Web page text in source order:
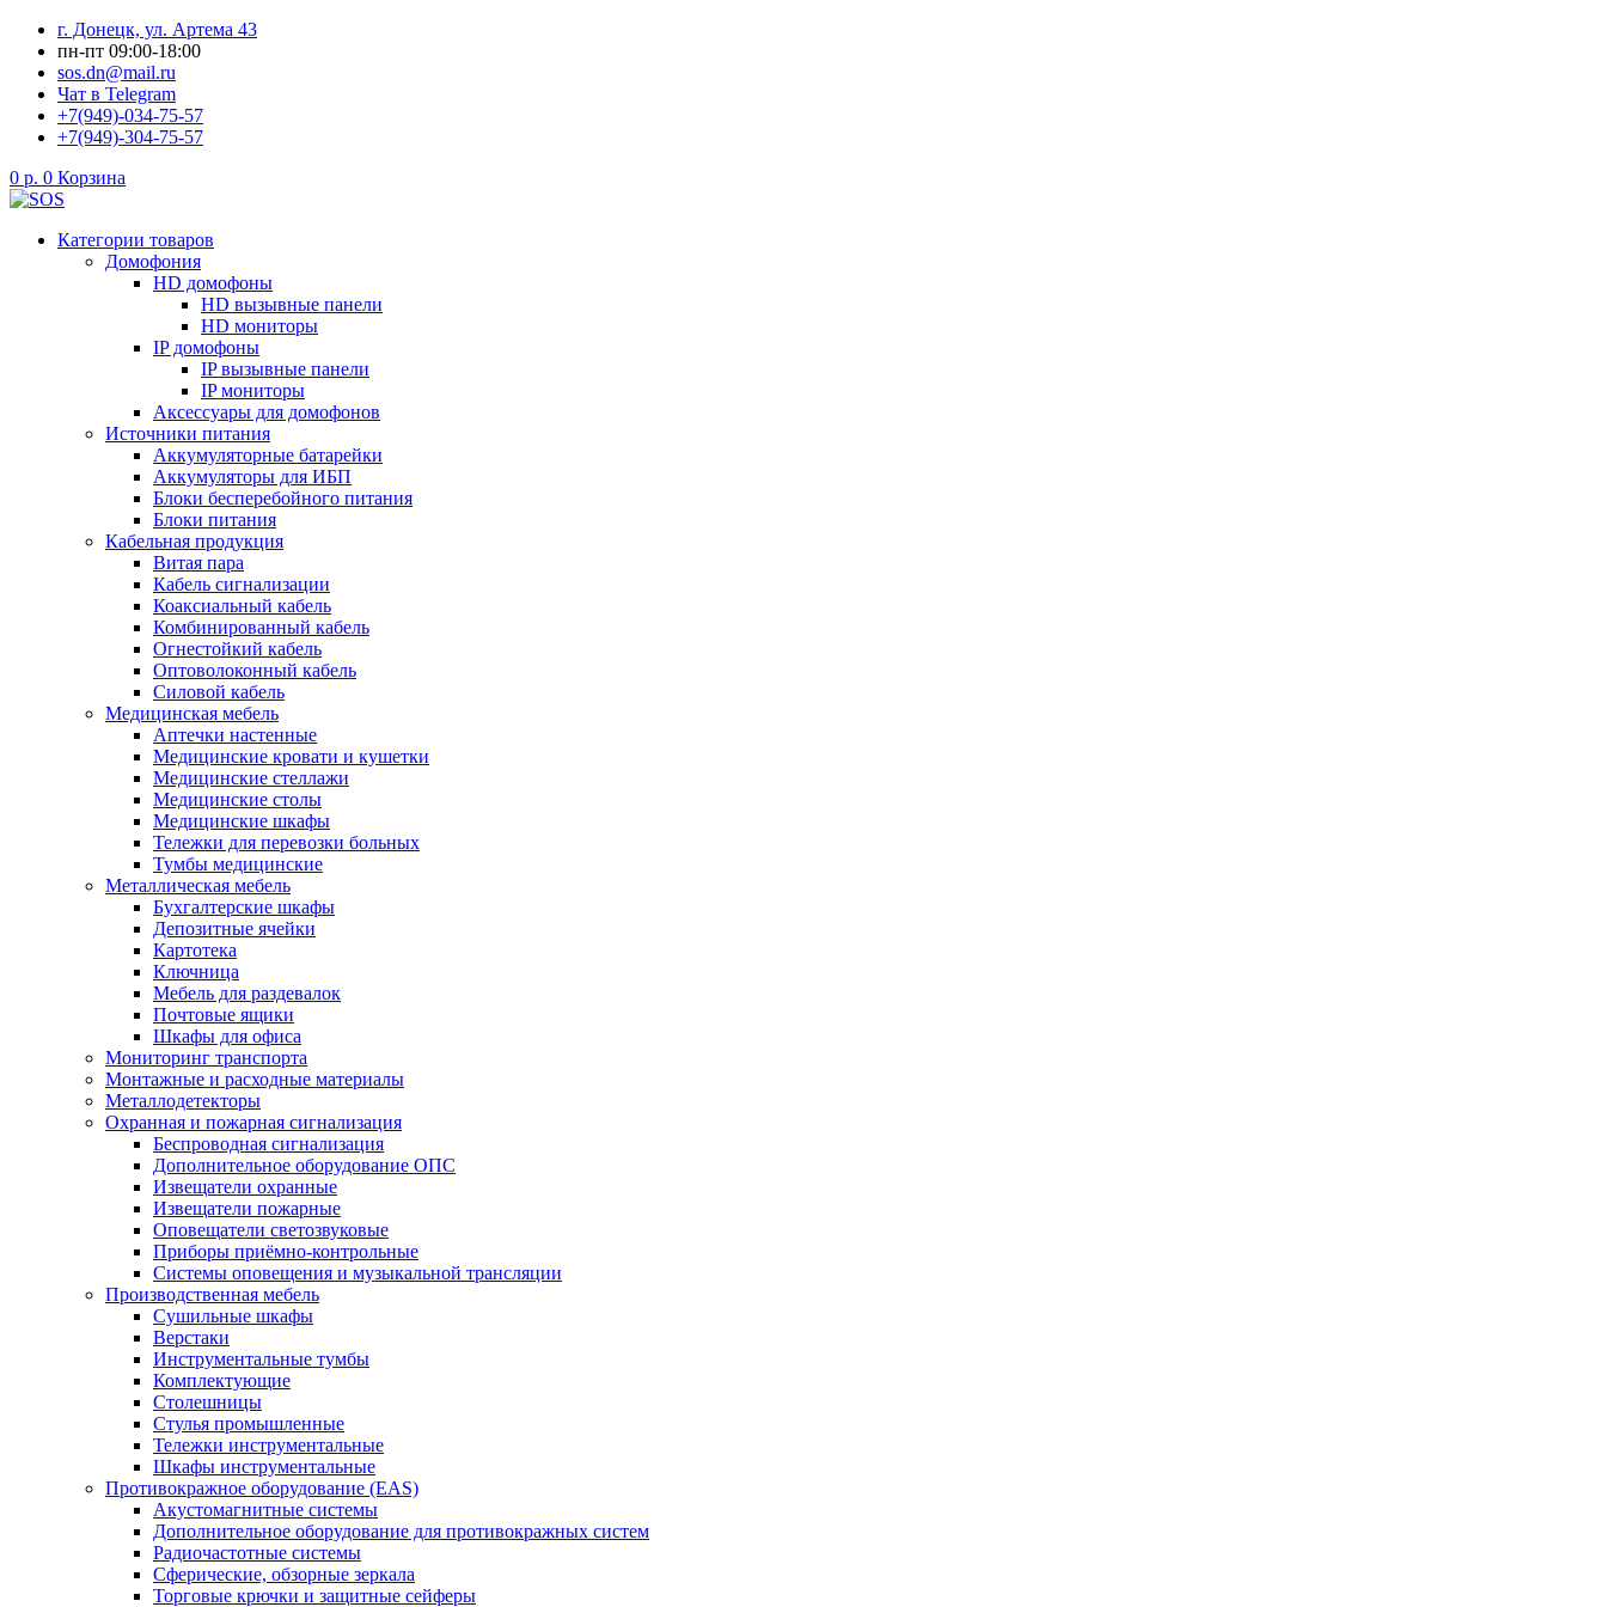
Перейти
содержимому
г. Донецк, ул. Артема 43
пн-пт 09:00-18:00
sos.dn@mail.ru
Чат в Telegram
+7(949)-034-75-57
+7(949)-304-75-57
0 р. 0 Корзина
Категории товаров
Домофония
HD домофоны
HD вызывные панели
HD мониторы
IP домофоны
IP вызывные панели
IP мониторы
Аксессуары для домофонов
Источники питания
Аккумуляторные батарейки
Аккумуляторы для ИБП
Блоки бесперебойного питания
Блоки питания
Кабельная продукция
Витая пара
Кабель сигнализации
Коаксиальный кабель
Комбинированный кабель
Огнестойкий кабель
Оптоволоконный кабель
Силовой кабель
Медицинская мебель
Аптечки настенные
Медицинские кровати и кушетки
Медицинские стеллажи
Медицинские столы
Медицинские шкафы
Тележки для перевозки больных
Тумбы медицинские
Металлическая мебель
Бухгалтерские шкафы
Депозитные ячейки
Картотека
Ключница
Мебель для раздевалок
Почтовые ящики
Шкафы для офиса
Мониторинг транспорта
Монтажные и расходные материалы
Металлодетекторы
Охранная и пожарная сигнализация
Беспроводная сигнализация
Дополнительное оборудование ОПС
Извещатели охранные
Извещатели пожарные
Оповещатели светозвуковые
Приборы приёмно-контрольные
Системы оповещения и музыкальной трансляции
Производственная мебель
Cушильные шкафы
Верстаки
Инструментальные тумбы
Комплектующие
Столешницы
Стулья промышленные
Тележки инструментальные
Шкафы инструментальные
Противокражное оборудование (EAS)
Акустомагнитные системы
Дополнительное оборудование для противокражных систем
Радиочастотные системы
Сферические, обзорные зеркала
Торговые крючки и защитные сейферы